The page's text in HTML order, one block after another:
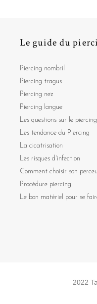
Le guide du
Piercing nombril
Piercing tragus
Piercing nez
Piercing langue
Les questions sur le piercing
Les tendance du Piercing
La cicatrisation
Les risques d'infection
Comment choisir son
Procédure piercing
Le bon matériel pour se
2022